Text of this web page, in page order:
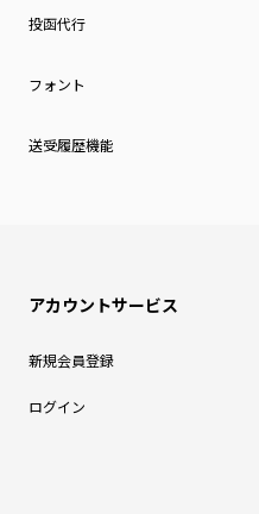
投函代行
フォント
送受履歴機能
アカウントサービス
新規会員登録
ログイン